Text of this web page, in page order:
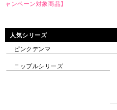
人気シリーズ
ピンクデンマ
ニップルシリーズ
ャンペーン対象商品】